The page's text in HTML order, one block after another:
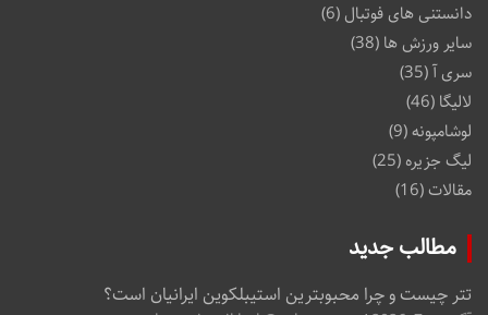
دانستنی های فوتبال (6)
سایر ورزش ها (38)
سری آ(35)
لالیگا (46)
لوشامپونه(9)
لیگ جزیره (25)
مقالات(16)
مطالب جدید
تتر چیست و چرا محبوبترین استیبلکوین ایرانیان است؟